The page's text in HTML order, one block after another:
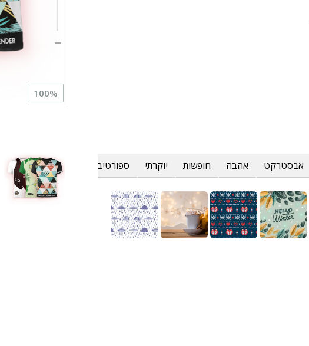
100%
אבסטרקט אהבה חופשות יוקרתי ספורטיבי פרחוני וטרופי